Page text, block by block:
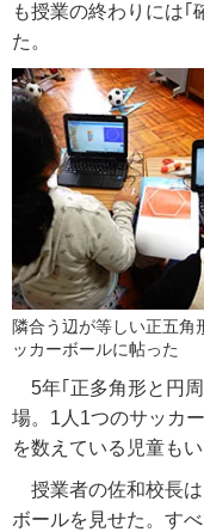
も授業の終わりには｢
た。
隣合う辺が等しい正五
ッカーボールに帖った
5年｢正多角形と円
場。1人1つのサッカ
を数えている児童もい
授業者の佐和校長
ボールを見せた。す